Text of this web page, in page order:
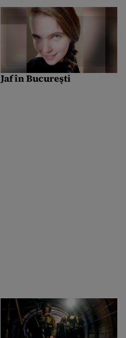
TRATAMENTUL iubitei
sale. Ce a pățit tânăra
Jaf în Bucureşti